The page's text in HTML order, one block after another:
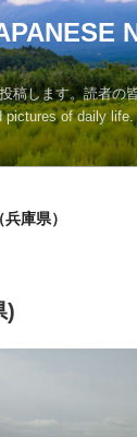
稿します。読者の
pictures of daily
庫県）
)